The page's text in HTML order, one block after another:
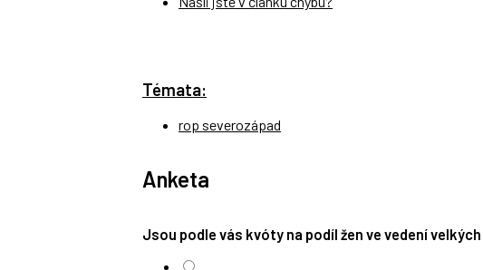
Témata:
rop severozápad
Anketa
Jsou podle vás kvóty na podíl žen ve vedení